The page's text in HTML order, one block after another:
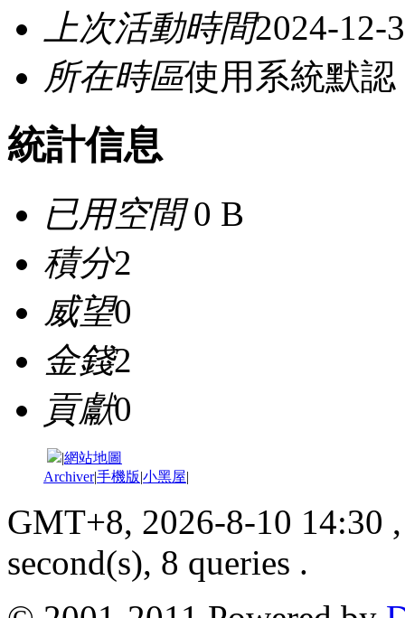
上次活動時間2024-12-
所在時區使用系統默認
統計信息
已用空間0 B
積分2
威望0
金錢2
貢獻0
|網站地圖
Archiver|手機版|小黑屋|
GMT+8, 2026-8-10 14:30
second(s), 8 queries .